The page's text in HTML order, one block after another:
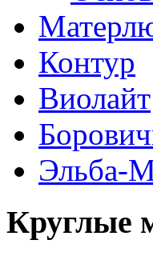
Контур
Виолайт
Эльба-
Круглые